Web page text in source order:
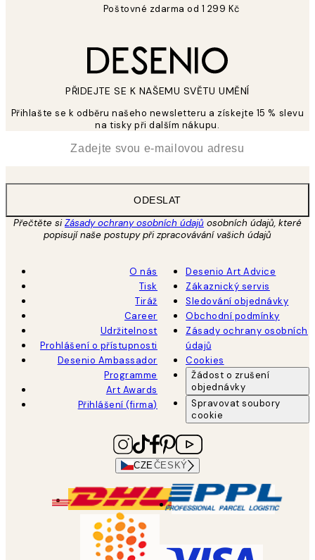
Poštovné zdarma od 1 299 Kč
PŘIDEJTE SE K NAŠEMU SVĚTU UMĚNÍ
Přihlašte se k odběru našeho newsletteru a získejte 15 % slevu
na tisky při dalším nákupu.
ODESLAT
Přečtěte siZásady ochrany osobních údajů osobních údajů, které
popisují naše postupy při zpracovávání vašich údajů
O nás
Tisk
Tiráž
Career
Udržitelnost
Prohlášení o přístupnosti
Desenio Ambassador
Programme
Art Awards
Přihlášení (firma)
Desenio Art Advice
Zákaznický servis
Sledování objednávky
Obchodní podmínky
Zásady ochrany osobních
údajů
Cookies
Žádost o zrušení
objednávky
Spravovat soubory
cookie
CZEČESKÝ